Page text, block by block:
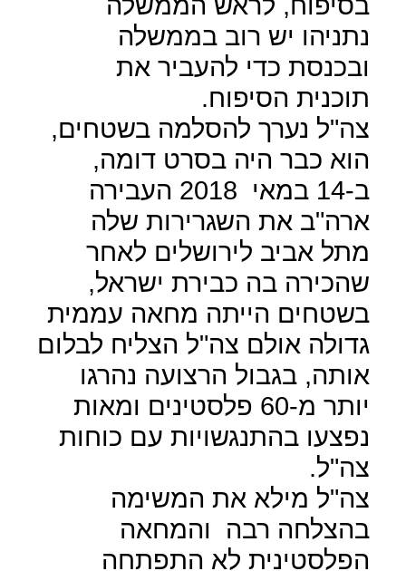
נתניהו יש רוב בממשלה
ובכנסת כדי להעביר את
תוכנית הסיפוח.
צה"ל נערך להסלמה בשטחים,
הוא כבר היה בסרט דומה,
ב-14 במאי
2018 העבירה
ארה"ב את השגרירות שלה
מתל אביב לירושלים לאחר
שהכירה בה כבירת ישראל,
בשטחים הייתה מחאה עממית
גדולה אולם צה"ל הצליח לבלום
אותה, בגבול הרצועה נהרגו
יותר מ-60 פלסטינים ומאות
נפצעו בהתנגשויות עם כוחות
צה"ל.
צה"ל מילא את המשימה
בהצלחה רבה
והמחאה
הפלסטינית לא התפתחה